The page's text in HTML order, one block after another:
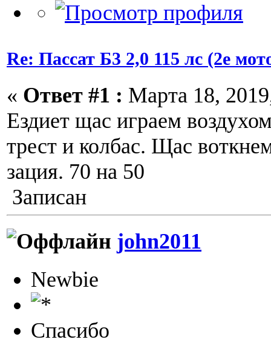
Re: Пассат Б3 2,0 115 лс (2е
« Ответ #1 : Марта 18,
Ездиет щас играем
трест и колбас. Щас
зация. 70 на 50
Записан
john2011
Newbie
Спасибо